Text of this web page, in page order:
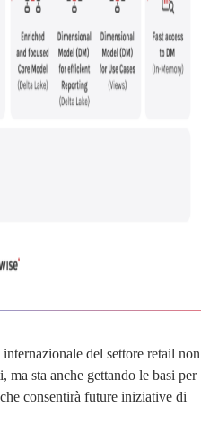
del settore retail non
sta anche gettando le basi per
consentirà future iniziative di